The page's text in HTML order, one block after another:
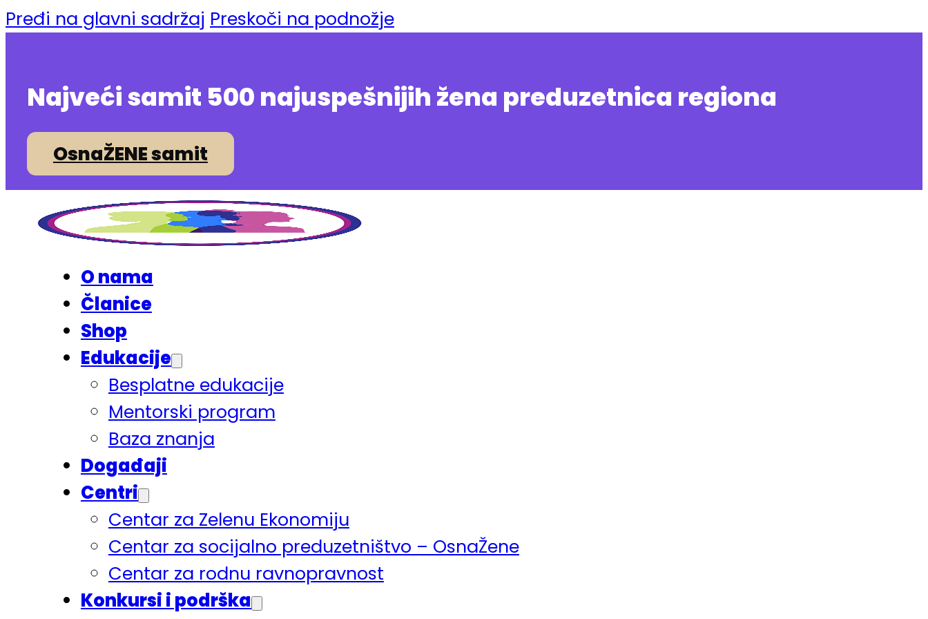
Pređi na glavni sadržaj Preskoči na podnožje
Najveći samit 500 najuspešnijih žena preduzetnica regiona
OsnaŽENE samit
O nama
Članice
Shop
Edukacije
Besplatne edukacije
Mentorski program
Baza znanja
Događaji
Centri
Centar za Zelenu Ekonomiju
Centar za socijalno preduzetništvo – OsnaŽene
Centar za rodnu ravnopravnost
Konkursi i podrška